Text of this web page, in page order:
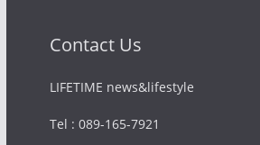
Contact Us
LIFETIME news&lifestyle
Tel : 089-165-7921